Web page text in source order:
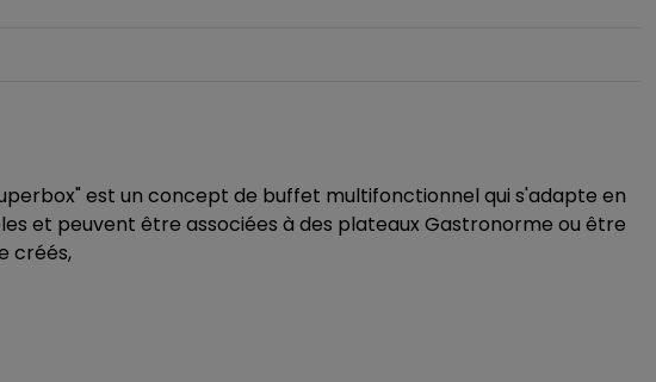
est un concept de buffet multifonctionnel qui s'adapte en
et peuvent être associées à des plateaux Gastronorme ou être
créés,